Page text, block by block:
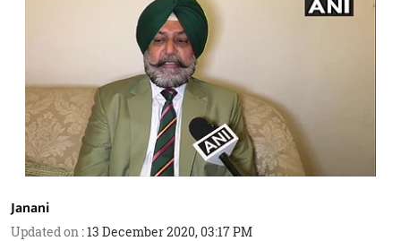
Janani
Updated on :13 December 2020, 03:17 PM